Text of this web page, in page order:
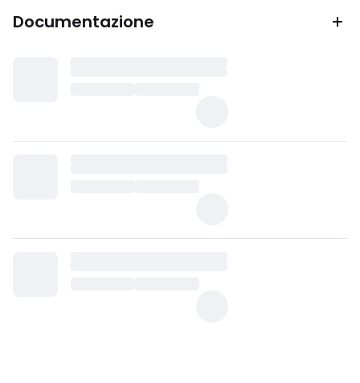
Documentazione